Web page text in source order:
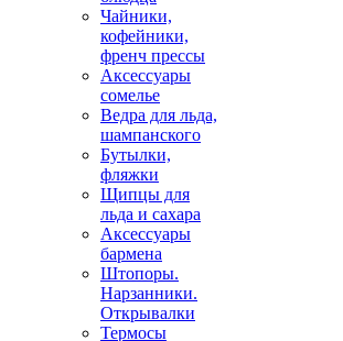
Чайники,
кофейники,
френч прессы
Аксессуары
сомелье
Ведра для льда,
шампанского
Бутылки,
фляжки
Щипцы для
льда и сахара
Аксессуары
бармена
Штопоры.
Нарзанники.
Открывалки
Термосы